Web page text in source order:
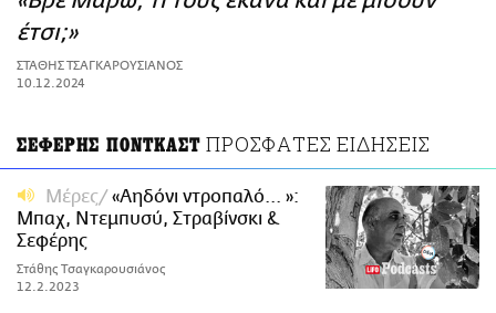
ΑΜΠΑ
PRINT
έτσι;»
ΣΤΑΘΗΣ ΤΣΑΓΚΑΡΟΥΣΙΑΝΟΣ
10.12.2024
ΣΕΦΕΡΗΣ ΠΟΝΤΚΑΣΤ ΠΡΟΣΦΑΤΕΣ ΕΙΔΗΣΕΙΣ
Μέρες
«Αηδόνι ντροπαλό... »:
Μπαχ, Ντεμπυσύ, Στραβίνσκι &
Σεφέρης
Στάθης Τσαγκαρουσιάνος
12.2.2023